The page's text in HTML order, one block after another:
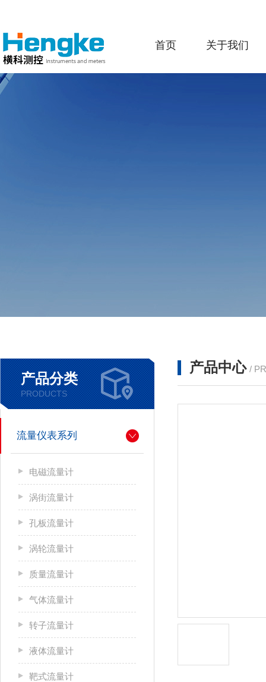
首页 关于我们
产品分类
PRODUCTS
流量仪表系列
电磁流量计
涡街流量计
孔板流量计
涡轮流量计
质量流量计
气体流量计
转子流量计
液体流量计
靶式流量计
产品中心 /